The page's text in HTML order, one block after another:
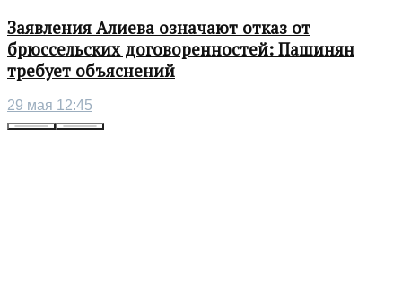
Заявления Алиева означают отказ от
брюссельских договоренностей: Пашинян
требует объяснений
29 мая 12:45